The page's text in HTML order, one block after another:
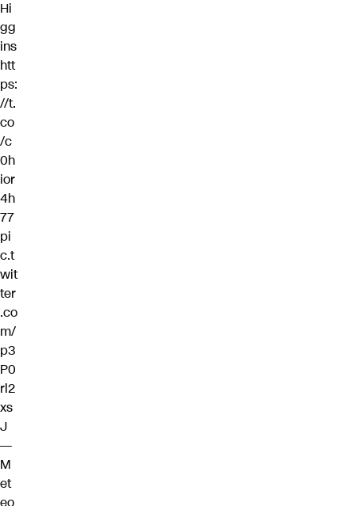
Hi
gg
ins
htt
ps:
//t.
co
/c
0h
ior
4h
77
pi
c.t
wit
ter
.co
m/
p3
P0
rl2
xs
J
—
M
et
eo